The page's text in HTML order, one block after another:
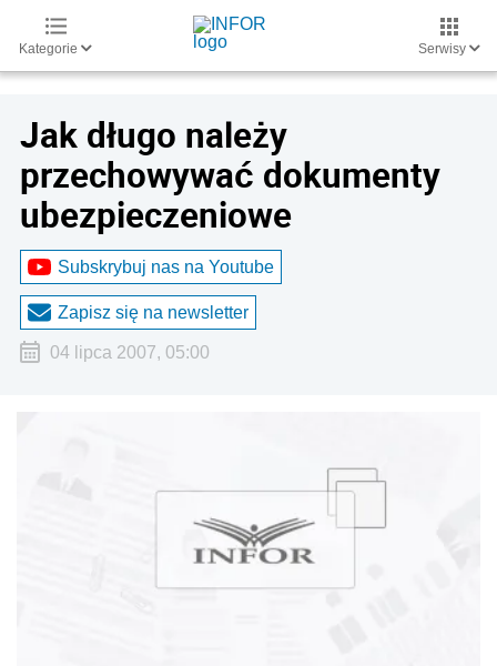
Kategorie Serwisy
Jak długo należy
przechowywać dokumenty
ubezpieczeniowe
Subskrybuj nas na Youtube
Zapisz się na newsletter
04 lipca 2007, 05:00